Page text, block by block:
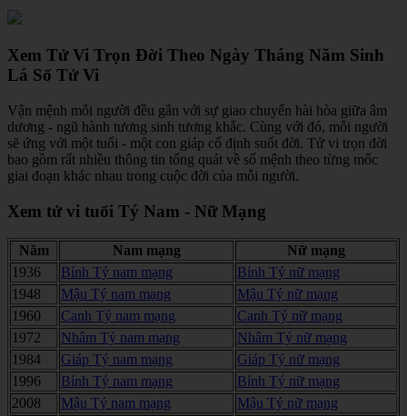
Xem Tử Vi Trọn Đời Theo Ngày Tháng Năm Sinh
Lá Số Tử Vi
Vận mệnh mỗi người đều gắn với sự giao chuyển hài hòa giữa âm
dương - ngũ hành tương sinh tương khắc. Cùng với đó, mỗi người
sẽ ứng với một tuổi - một con giáp cố định suốt đời. Tử vi trọn đời
bao gồm rất nhiều thông tin tổng quát về số mệnh theo từng mốc
giai đoạn khác nhau trong cuộc đời của mỗi người.
Xem tử vi tuổi Tý Nam - Nữ Mạng
Năm Nam mạng
Nữ mạng
1936
Bính Tý nam mạng
Bính Tý nữ mạng
1948
Mậu Tý nam mạng
Mậu Tý nữ mạng
1960
Canh Tý nam mạng
Canh Tý nữ mạng
1972
Nhâm Tý nam mạng
Nhâm Tý nữ mạng
1984
Giáp Tý nam mạng
Giáp Tý nữ mạng
1996
Bính Tý nam mạng
Bính Tý nữ mạng
2008
Mậu Tý nam mạng
Mậu Tý nữ mạng